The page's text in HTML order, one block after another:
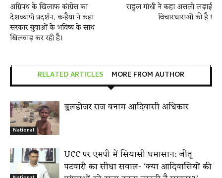
अग्निपथ के खिलाफ कांग्रेस का
देशव्यापी प्रदर्शन, कन्हैया ने कहा
सरकार युवाओं के भविष्य के साथ
खिलवाड़ कर रही है।
राहुल गांधी ने कहा असली लड़ाई
विचारधाराओं की है !
RELATED ARTICLES MORE FROM AUTHOR
National
बुलडोजर राज बनाम आदिवासी अधिकार
UCC पर एमपी में सियासी घमासान: जीतू
पटवारी का सीधा सवाल- ‘क्या आदिवासियों की